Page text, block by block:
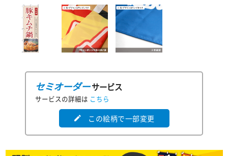
セミオーダーサービス
サービスの詳細は こちら
edit この絵柄で一部変更